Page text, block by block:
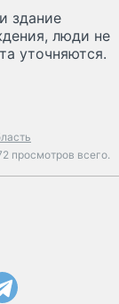
здание
люди не
уточняются.
просмотров всего.